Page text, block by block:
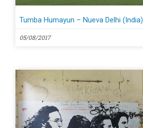
Tumba Humayun – Nueva Delhi (India)
05/08/2017